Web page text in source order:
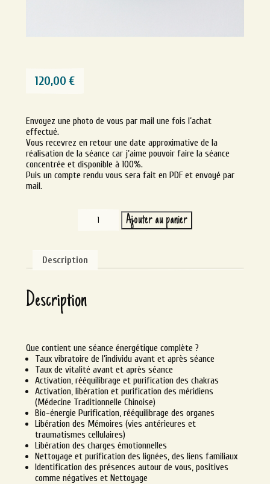
120,00 €
Envoyez une photo de vous par mail une fois l’achat
effectué.
Vous recevrez en retour une date approximative de la
réalisation de la séance car j’aime pouvoir faire la séance
concentrée et disponible à 100%.
Puis un compte rendu vous sera fait en PDF et envoyé par
mail.
quantité
complète
Ajouter au panier
Alternative:
Description
Description
Que contient une séance énergétique complète ?
Taux vibratoire de l’individu avant et après séance
Taux de vitalité avant et après séance
Activation, rééquilibrage et purification des chakras
Activation, libération et purification des méridiens
(Médecine Traditionnelle Chinoise)
Bio-énergie Purification, rééquilibrage des organes
Libération des Mémoires (vies antérieures et
traumatismes cellulaires)
Libération des charges émotionnelles
Nettoyage et purification des lignées, des liens familiaux
Identification des présences autour de vous, positives
comme négatives et Nettoyage